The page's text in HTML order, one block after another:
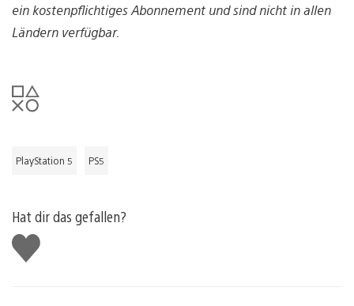
ein kostenpflichtiges Abonnement und sind nicht in allen
Ländern verfügbar.
PlayStation 5 PS5
Hat dir das gefallen?
Gefällt
mir